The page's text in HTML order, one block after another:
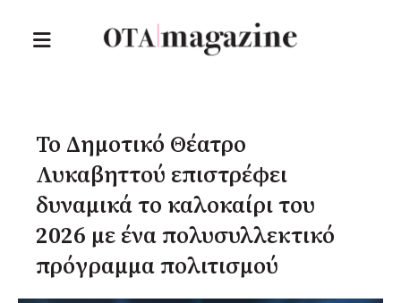
Το Δημοτικό Θέατρο
Λυκαβηττού επιστρέφει
δυναμικά το καλοκαίρι του
2026 με ένα πολυσυλλεκτικό
πρόγραμμα πολιτισμού